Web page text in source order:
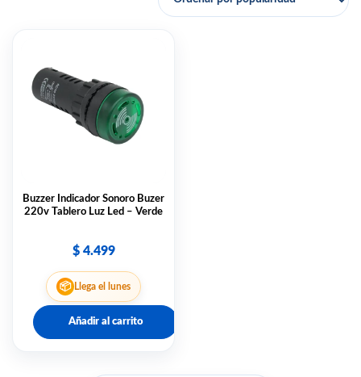
Buzzer Indicador Sonoro Buzer
220v Tablero Luz Led – Verde
$4.499
📦 Llega el lunes
Añadir al carrito